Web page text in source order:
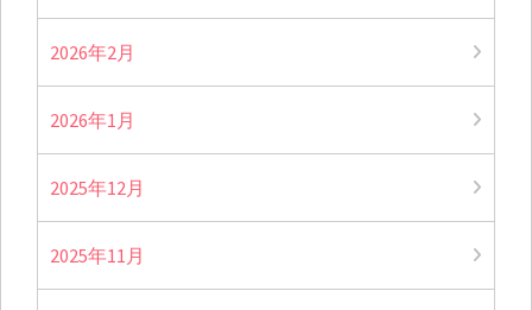
2026年2月
2026年1月
2025年12月
2025年11月